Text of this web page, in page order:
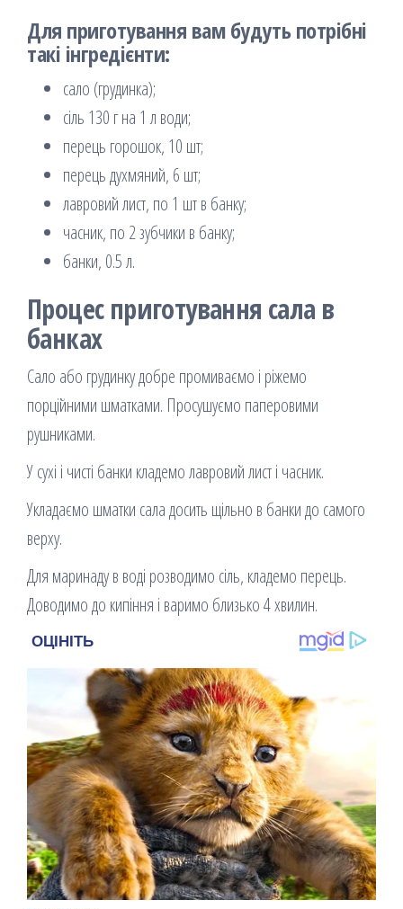
Для приготування вам будуть потрібні
такі інгредієнти:
сало (грудинка);
сіль 130 г на 1 л води;
перець горошок, 10 шт;
перець духмяний, 6 шт;
лавровий лист, по 1 шт в банку;
часник, по 2 зубчики в банку;
банки, 0.5 л.
Процес приготування сала в
банках
Сало або грудинку добре промиваємо і ріжемо
порційними шматками. Просушуємо паперовими
рушниками.
У сухі і чисті банки кладемо лавровий лист і часник.
Укладаємо шматки сала досить щільно в банки до самого
верху.
Для маринаду в воді розводимо сіль, кладемо перець.
Доводимо до кипіння і варимо близько 4 хвилин.